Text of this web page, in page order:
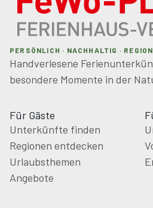
PERSÖNLICH · NACHHALTIG ·
Handverlesene
besondere Momente in der
Für Gäste
Unterkünfte finden
Regionen entdecken
Urlaubsthemen
Angebote